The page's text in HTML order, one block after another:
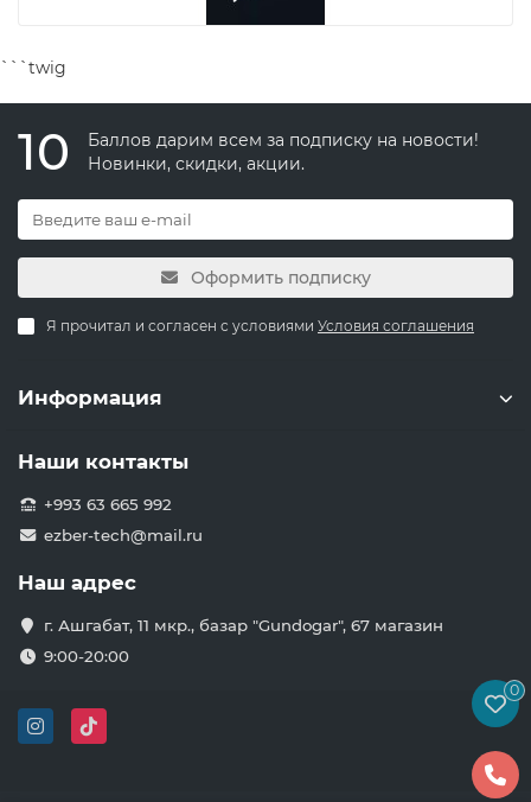
```twig
10
Баллов дарим всем за подписку на новости!
Новинки, скидки, акции.
Оформить подписку
Я прочитал и согласен с условиями Условия соглашения
Информация
Наши контакты
+993 63 665 992
ezber-tech@mail.ru
Наш адрес
г. Ашгабат, 11 мкр., базар "Gundogar", 67 магазин
9:00-20:00
0